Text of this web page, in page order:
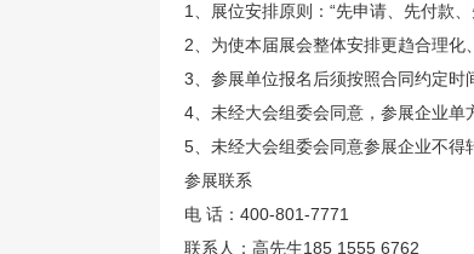
1、展位安排原则：“先申请、先付款、
2、为使本届展会整体安排更趋合理化
3、参展单位报名后须按照合同约定时
4、未经大会组委会同意，参展企业单
5、未经大会组委会同意参展企业不得
参展联系
电 话：400-801-7771
联系人：高先生185 1555 6762